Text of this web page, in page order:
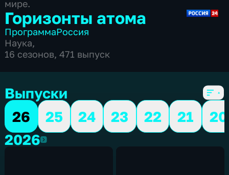
мире.
Горизонты атома
ПрограммаРоссия
Наука,
16 сезонов, 471 выпуск
Выпуски
26
25 24 23 22 21
20
20262026